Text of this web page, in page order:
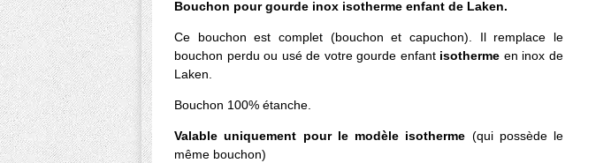
Bouchon pour gourde inox isotherme enfant de Laken.
Ce bouchon est complet (bouchon et capuchon). Il remplace le
bouchon perdu ou usé de votre gourde enfant isotherme en inox de
Laken.
Bouchon 100% étanche.
Valable uniquement pour le modèle isotherme (qui possède le
même bouchon)